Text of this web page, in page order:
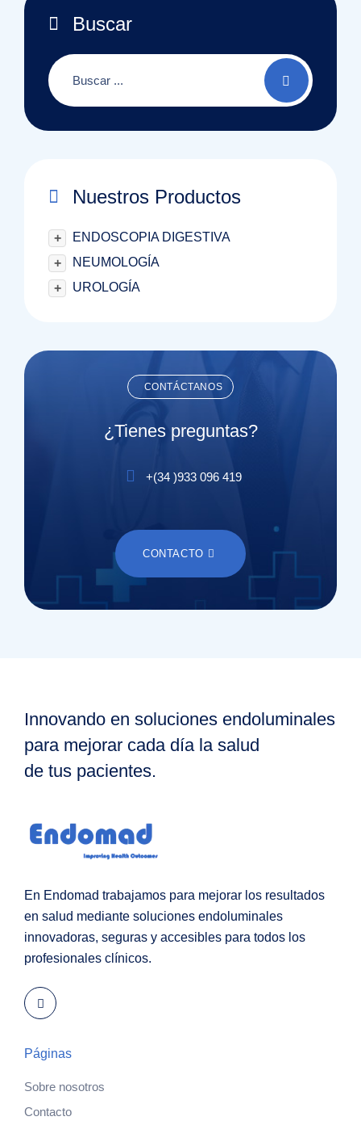
Buscar
Nuestros Productos
+
ENDOSCOPIA DIGESTIVA
+
NEUMOLOGÍA
+
UROLOGÍA
CONTÁCTANOS
¿Tienes preguntas?
+(34 )933 096 419
CONTACTO
Innovando en soluciones endoluminales
para mejorar cada día la salud
de tus pacientes.
En Endomad trabajamos para mejorar los resultados
en salud mediante soluciones endoluminales
innovadoras, seguras y accesibles para todos los
profesionales clínicos.
Páginas
Sobre nosotros
Contacto